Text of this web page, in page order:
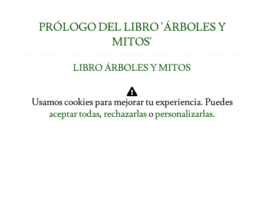
PRÓLOGO DEL LIBRO 'ÁRBOLES Y
MITOS'
LIBRO ÁRBOLES Y MITOS
ÍNDICE DE CAPÍTULOS
LOS ÁRBOLES HABLAN: ASAMBLEA ARBÓREA
Usamos cookies para mejorar tu experiencia. Puedes
aceptar todas, rechazarlasopersonalizarlas.